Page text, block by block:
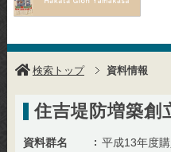
検索トップ 資料情報
住吉堤防増築創
資料群名 平成13年度